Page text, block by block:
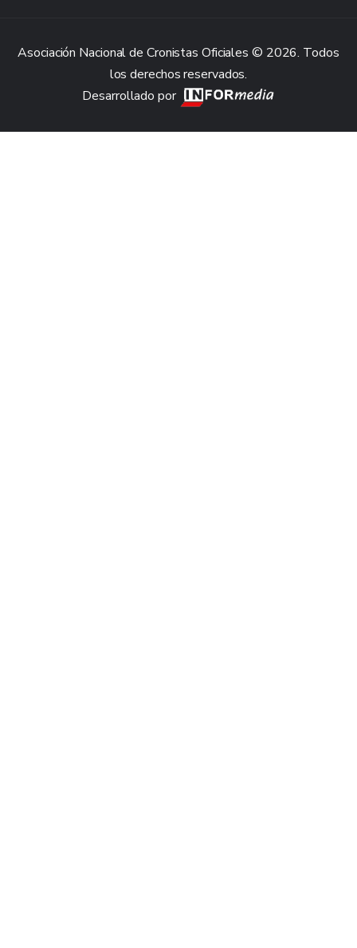
Asociación Nacional de Cronistas Oficiales © 2026. Todos
los derechos reservados.
Desarrollado por